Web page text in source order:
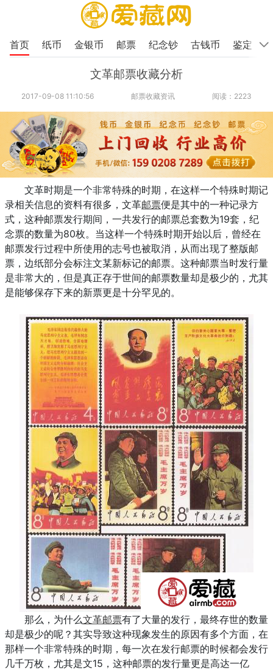
首页 纸币 金银币 邮票 纪念钞 古钱币 鉴定
文革邮票收藏分析
2017-09-08 11:10:56 邮票收藏资讯 阅读：2223
文革时期是一个非常特殊的时期，在这样一个特殊时期记
录相关信息的资料有很多，文革邮票便是其中的一种记录方
式，这种邮票发行期间，一共发行的邮票总套数为19套，纪
念票的数量为80枚。当这样一个特殊时期开始以后，曾经在
邮票发行过程中所使用的志号也被取消，从而出现了整版邮
票，边纸部分会标注文某新标记的邮票。这种邮票当时发行量
是非常大的，但是真正存于世间的邮票数量却是极少的，尤其
是能够保存下来的新票更是十分罕见的。
那么，为什么文革邮票有了大量的发行，最终存世的数量
却是极少的呢？其实导致这种现象发生的原因有多个方面，在
那样一个非常特殊的时期，每一次在发行邮票的时候都会发行
几千万枚，尤其是文15，这种邮票的发行量更是高达一亿